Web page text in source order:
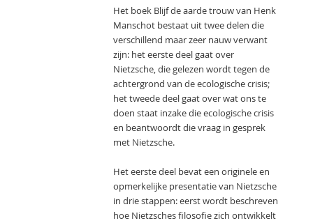
Het boek Blijf de aarde trouw van Henk
Manschot bestaat uit twee delen die
verschillend maar zeer nauw verwant
zijn: het eerste deel gaat over
Nietzsche, die gelezen wordt tegen de
achtergrond van de ecologische crisis;
het tweede deel gaat over wat ons te
doen staat inzake die ecologische crisis
en beantwoordt die vraag in gesprek
met Nietzsche.
Het eerste deel bevat een originele en
opmerkelijke presentatie van Nietzsche
in drie stappen: eerst wordt beschreven
hoe Nietzsches filosofie zich ontwikkelt